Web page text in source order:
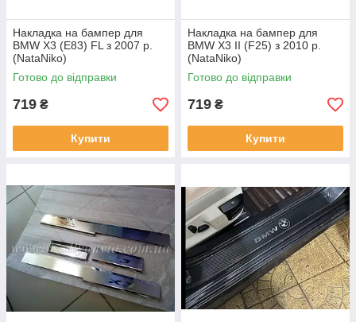
Накладка на бампер для
BMW X3 (E83) FL з 2007 р.
(NataNiko)
Готово до відправки
719 ₴
Купити
Накладка на бампер для
BMW X3 II (F25) з 2010 р.
(NataNiko)
Готово до відправки
719 ₴
Купити